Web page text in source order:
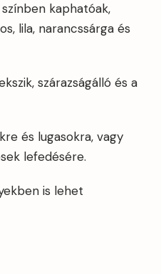
kaphatóak,
lila, narancssárga és
szárazságálló és a
és lugasokra, vagy
lefedésére.
is lehet